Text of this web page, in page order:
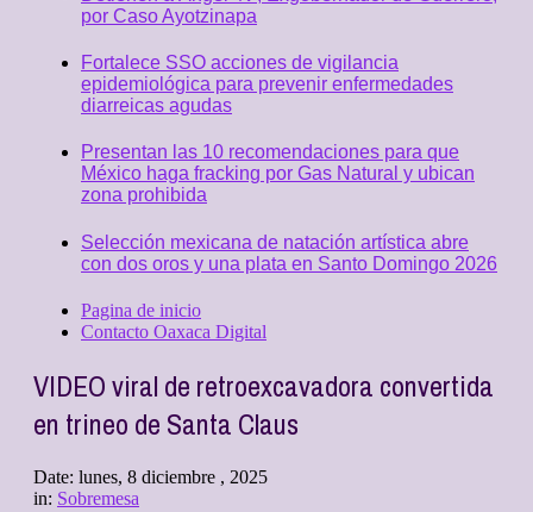
por Caso Ayotzinapa
Fortalece SSO acciones de vigilancia
epidemiológica para prevenir enfermedades
diarreicas agudas
Presentan las 10 recomendaciones para que
México haga fracking por Gas Natural y ubican
zona prohibida
Selección mexicana de natación artística abre
con dos oros y una plata en Santo Domingo 2026
Pagina de inicio
Contacto Oaxaca Digital
VIDEO viral de retroexcavadora convertida
en trineo de Santa Claus
Date: lunes, 8 diciembre , 2025
in: Sobremesa